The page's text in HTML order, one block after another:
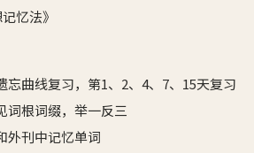
忆法》
忘曲线复习，第1、2、4、7、15天复习
词根词缀，举一反三
外刊中记忆单词